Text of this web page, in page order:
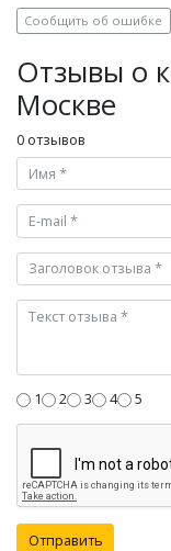
Сообщить об ошибке
Отзывы о
Москве
0 отзывов
1 2 3 4 5
Отправить